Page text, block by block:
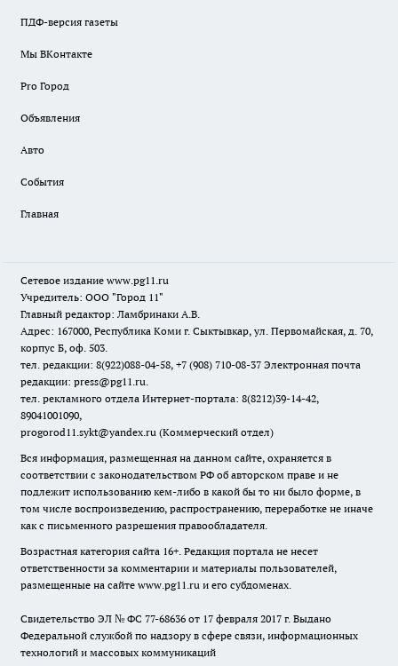
ПДФ-версия газеты
Мы ВКонтакте
Pro Город
Объявления
Авто
События
Главная
Сетевое издание www.pg11.ru
Учредитель: ООО "Город 11"
Главный редактор: Ламбринаки А.В.
Адрес: 167000, Республика Коми г. Сыктывкар, ул. Первомайская, д. 70,
корпус Б, оф. 503.
тел. редакции: 8(922)088-04-58, +7 (908) 710-08-37 Электронная почта
редакции: press@pg11.ru.
тел. рекламного отдела Интернет-портала: 8(8212)39-14-42,
89041001090,
progorod11.sykt@yandex.ru (Коммерческий отдел)
Вся информация, размещенная на данном сайте, охраняется в
соответствии с законодательством РФ об авторском праве и не
подлежит использованию кем-либо в какой бы то ни было форме, в
том числе воспроизведению, распространению, переработке не иначе
как с письменного разрешения правообладателя.
Возрастная категория сайта 16+. Редакция портала не несет
ответственности за комментарии и материалы пользователей,
размещенные на сайте www.pg11.ru и его субдоменах.
Свидетельство ЭЛ № ФС 77-68636 от 17 февраля 2017 г. Выдано
Федеральной службой по надзору в сфере связи, информационных
технологий и массовых коммуникаций